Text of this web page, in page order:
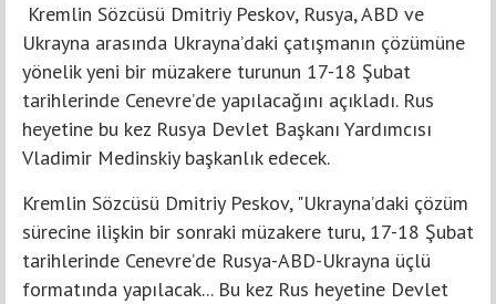
Kremlin Sözcüsü Dmitriy Peskov, Rusya, ABD ve
Ukrayna arasında Ukrayna’daki çatışmanın çözümüne
yönelik yeni bir müzakere turunun 17-18 Şubat
tarihlerinde Cenevre’de yapılacağını açıkladı. Rus
heyetine bu kez Rusya Devlet Başkanı Yardımcısı
Vladimir Medinskiy başkanlık edecek.
Kremlin Sözcüsü Dmitriy Peskov, "Ukrayna’daki çözüm
sürecine ilişkin bir sonraki müzakere turu, 17-18 Şubat
tarihlerinde Cenevre’de Rusya-ABD-Ukrayna üçlü
formatında yapılacak... Bu kez Rus heyetine Devlet